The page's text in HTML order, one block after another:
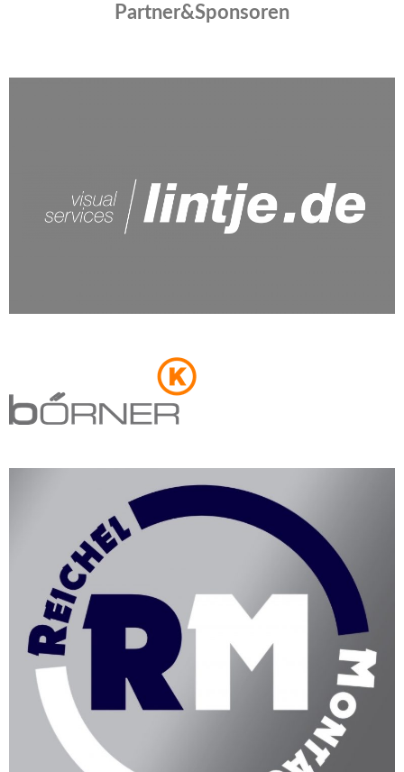
Partner&Sponsoren